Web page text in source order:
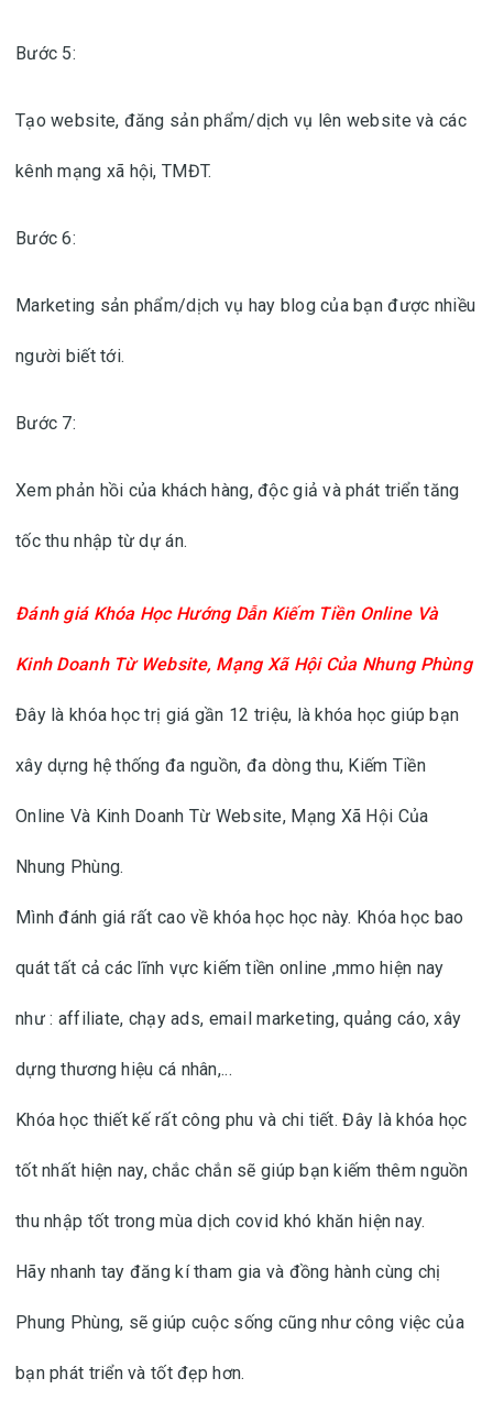
Bước 5:
Tạo website, đăng sản phẩm/dịch vụ lên website và các
kênh mạng xã hội, TMĐT.
Bước 6:
Marketing sản phẩm/dịch vụ hay blog của bạn được nhiều
người biết tới.
Bước 7:
Xem phản hồi của khách hàng, độc giả và phát triển tăng
tốc thu nhập từ dự án.
Đánh giáKhóa Học Hướng Dẫn Kiếm Tiền Online Và
Kinh Doanh Từ Website, Mạng Xã Hội Của Nhung Phùng
Đây là khóa học trị giá gần 12 triệu, là khóa học giúp bạn
xây dựng hệ thống đa nguồn, đa dòng thu, Kiếm Tiền
Online Và Kinh Doanh Từ Website, Mạng Xã Hội Của
Nhung Phùng.
Mình đánh giá rất cao về khóa học học này. Khóa học bao
quát tất cả các lĩnh vực kiếm tiền online ,mmo hiện nay
như : affiliate, chạy ads, email marketing, quảng cáo, xây
dựng thương hiệu cá nhân,...
Khóa học thiết kế rất công phu và chi tiết. Đây là khóa học
tốt nhất hiện nay, chắc chắn sẽ giúp bạn kiếm thêm nguồn
thu nhập tốt trong mùa dịch covid khó khăn hiện nay.
Hãy nhanh tay đăng kí tham gia và đồng hành cùng chị
Phung Phùng, sẽ giúp cuộc sống cũng như công việc của
bạn phát triển và tốt đẹp hơn.